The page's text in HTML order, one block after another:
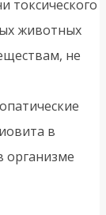
токсического
животных
не
в
организме